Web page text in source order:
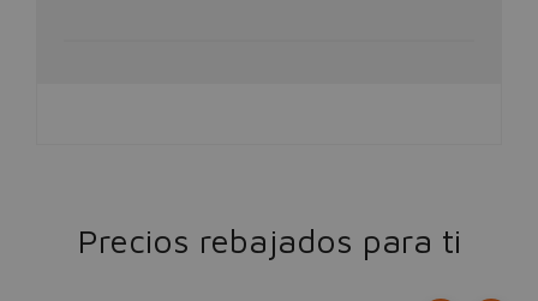
Precios rebajados para ti